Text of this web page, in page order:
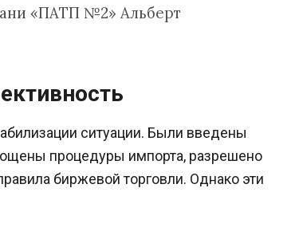
«ПАТП №2» Альберт
ситуации. Были введены
процедуры импорта, разрешено
биржевой торговли. Однако эти